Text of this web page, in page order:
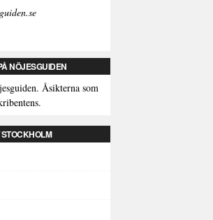
NÖJESGUIDEN
Åsikterna som